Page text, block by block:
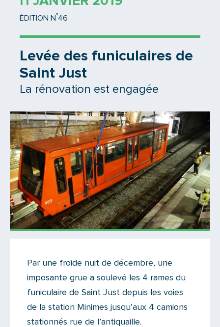
ÉDITION N °46
Levée des funiculaires de
Saint Just
La rénovation est engagée
Il n'y a aucun commentaire...
Ajoutez le vôtre
Par une froide nuit de décembre, une
imposante grue a soulevé les 4 rames du
funiculaire de Saint Just depuis les voies
de la station Minimes jusqu’aux 4 camions
stationnés rue de l’antiquaille.